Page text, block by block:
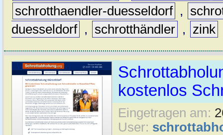
schrotthaendler-duesseldorf ,
duesseldorf , schrotthändler , zink
kostenlos
Eingetragen am:
User: